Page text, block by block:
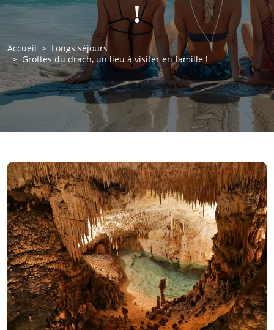
!
Accueil
Longs séjours
Grottes du drach, un lieu à visiter en famille !